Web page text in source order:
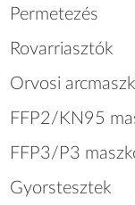
Permetezés
Rovarriasztók
Orvosi
FFP2/KN95
FFP3/P3
Gyorstesztek